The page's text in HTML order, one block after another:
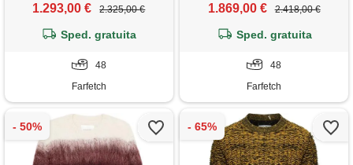
1.293,00 € 2.325,00 €
Sped. gratuita
48
Farfetch
1.869,00 € 2.418,00 €
Sped. gratuita
48
Farfetch